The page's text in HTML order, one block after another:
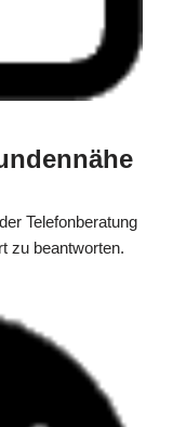
Telefonberatung
zu beantworten.